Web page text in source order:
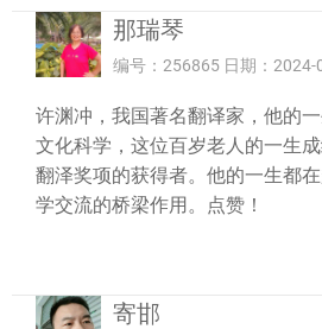
那瑞琴
编号：256865 日期：2024-
许渊冲，我国著名翻译家，他的
文化科学，这位百岁老人的一生
翻泽奖项的获得者。他的一生都
学交流的桥梁作用。点赞！
寄邯